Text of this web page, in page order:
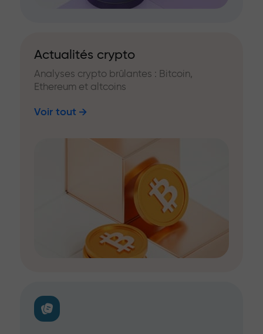
Actualités crypto
Analyses crypto brûlantes : Bitcoin,
Ethereum et altcoins
Voir tout